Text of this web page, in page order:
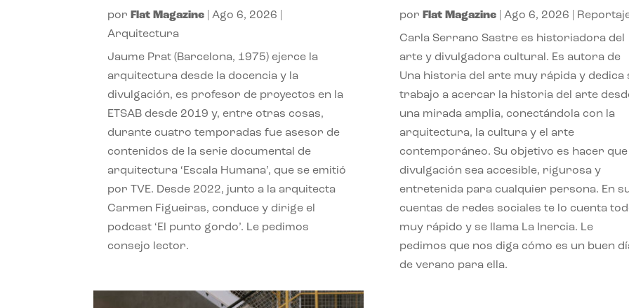
por Flat Magazine |Ago 6, 2026
Arquitectura
Jaume Prat (Barcelona, 1975) ejerce la
arquitectura desde la docencia y la
divulgación, es profesor de proyectos en la
ETSAB desde 2019 y, entre otras cosas,
durante cuatro temporadas fue asesor de
contenidos de la serie documental de
arquitectura ‘Escala Humana’, que se emitió
por TVE. Desde 2022, junto a la arquitecta
Carmen Figueiras, conduce y dirige el
podcast ‘El punto gordo’. Le pedimos
consejo lector.
por Flat Magazine| Ago 6, 2026
Carla Serrano Sastre es historiadora del
arte y divulgadora cultural. Es autora de
Una historia del arte muy rápida y dedica
trabajo a acercar la historia del arte
una mirada amplia, conectándola con la
arquitectura, la cultura y el arte
contemporáneo. Su objetivo es hacer que
divulgación sea accesible, rigurosa y
entretenida para cualquier persona. En
cuentas de redes sociales te lo cuenta
muy rápido y se llama La Inercia. Le
pedimos que nos diga cómo es un buen
de verano para ella.